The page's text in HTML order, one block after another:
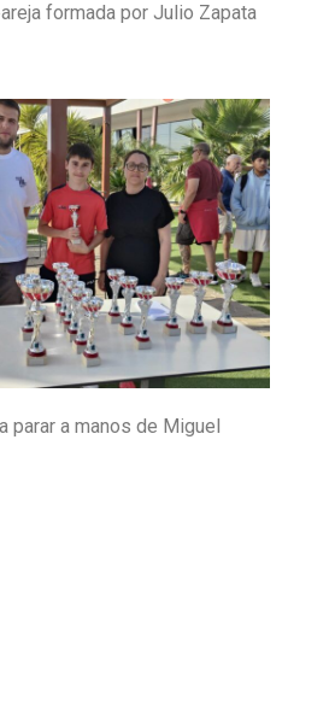
formada por Julio Zapata
parar a manos de Miguel